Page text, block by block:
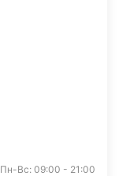
Пн-Вс: 09:00 - 21:00